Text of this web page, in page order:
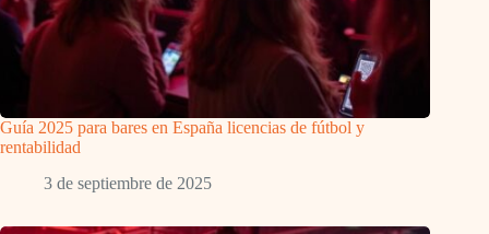
Guía 2025 para bares en España licencias de fútbol y
rentabilidad
3 de septiembre de 2025